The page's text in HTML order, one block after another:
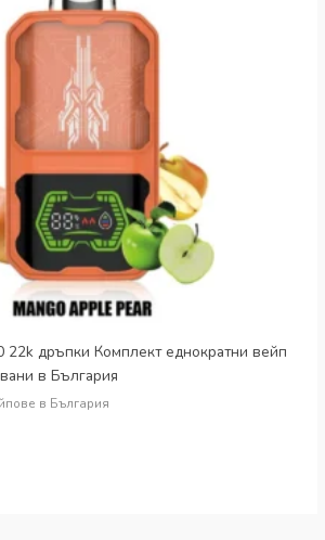
22k дръпки Комплект еднократни вейп
в България
в България